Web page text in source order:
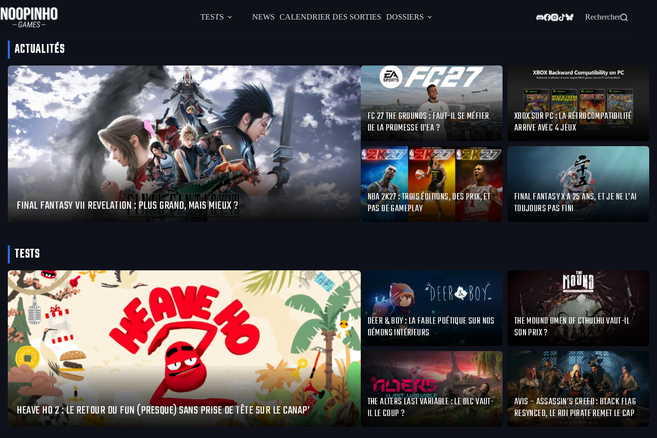
au
contenu
TESTS NEWS CALENDRIER DES SORTIES DOSSIERS Rechercher
ACTUALITÉS
FINAL FANTASY VII REVELATION : PLUS GRAND, MAIS MIEUX ?
FC 27 THE GROUNDS : FAUT-IL SE MÉFIER
DE LA PROMESSE D’EA ?
XBOX SUR PC : LA RÉTROCOMPATIBILITÉ
ARRIVE AVEC 4 JEUX
NBA 2K27 : TROIS ÉDITIONS, DES PRIX, ET
PAS DE GAMEPLAY
FINAL FANTASY X A 25 ANS, ET JE NE L’AI
TOUJOURS PAS FINI
TESTS
HEAVE HO 2 : LE RETOUR DU FUN (PRESQUE) SANS PRISE DE TÊTE SUR LE CANAP’
DEER & BOY : LA FABLE POÉTIQUE SUR NOS
DÉMONS INTÉRIEURS
THE MOUND OMEN OF CTHULHU VAUT-IL
SON PRIX ?
THE ALTERS LAST VARIABLE : LE DLC VAUT-
IL LE COUP ?
AVIS – ASSASSIN’S CREED : BLACK FLAG
RESYNCED, LE ROI PIRATE REMET LE CAP